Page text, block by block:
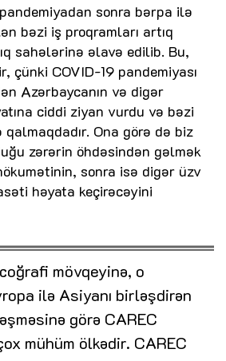
sonra bərpa ilə
bəzi iş proqramları artıq
sahələrinə əlavə edilib. Bu,
çünki COVID-19 pandemiyası
Azərbaycanın və digər
ciddi ziyan vurdu və bəzi
Ona görə də biz
zərərin öhdəsindən gəlmək
sonra isə digər üzv
həyata keçirəcəyini
mövqeyinə, o
ilə Asiyanı birləşdirən
görə CAREC
mühüm ölkədir. CAREC